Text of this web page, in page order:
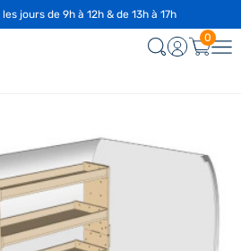
jours de 9h à 12h & de 13h à 17h
0